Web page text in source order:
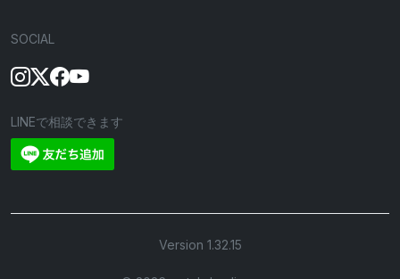
SOCIAL
LINEで相談できます
Version 1.32.15